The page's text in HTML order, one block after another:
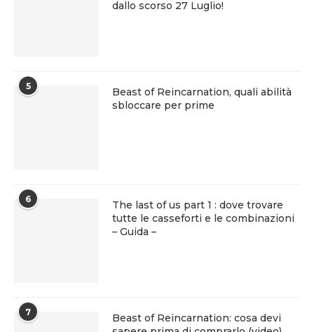
dallo scorso 27 Luglio!
5
Beast of Reincarnation, quali abilità
sbloccare per prime
6
The last of us part 1 : dove trovare
tutte le casseforti e le combinazioni
– Guida –
7
Beast of Reincarnation: cosa devi